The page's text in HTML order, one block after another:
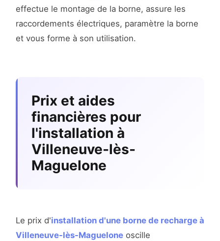
effectue le montage de la borne, assure les
raccordements électriques, paramètre la borne
et vous forme à son utilisation.
Prix et aides
financières pour
l'installation à
Villeneuve-lès-
Maguelone
Le prix d'installation d'une borne de recharge à
Villeneuve-lès-Maguelone oscille